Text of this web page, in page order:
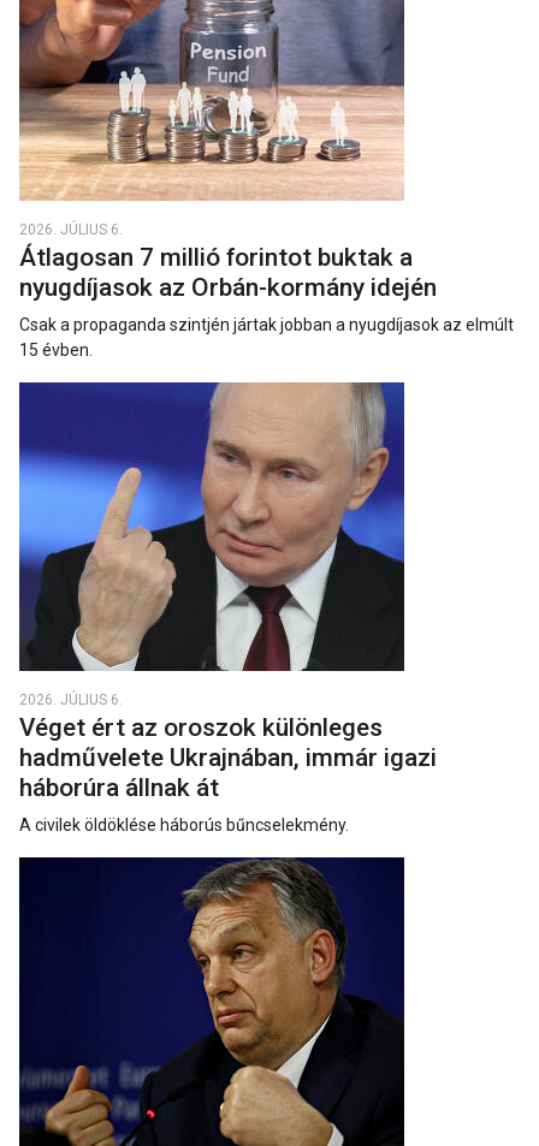
2026. JÚLIUS 6.
Átlagosan 7 millió forintot buktak a
nyugdíjasok az Orbán-kormány idején
Csak a propaganda szintjén jártak jobban a nyugdíjasok az elmúlt
15 évben.
2026. JÚLIUS 6.
Véget ért az oroszok különleges
hadművelete Ukrajnában, immár igazi
háborúra állnak át
A civilek öldöklése háborús bűncselekmény.